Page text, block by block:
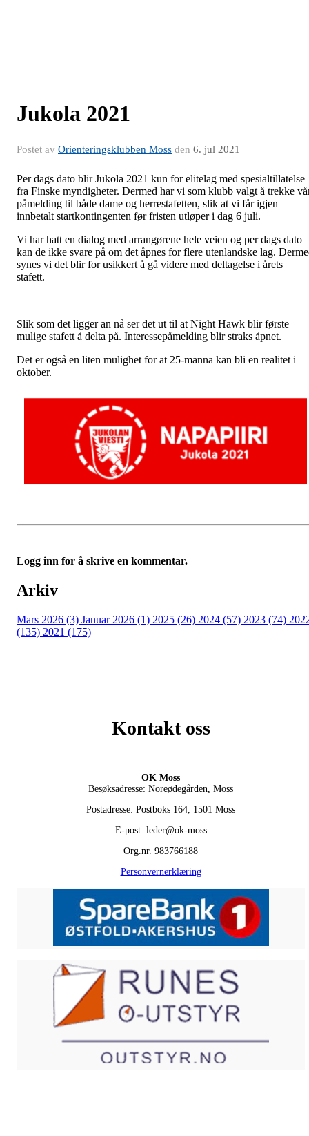
Jukola 2021
Postet av Orienteringsklubben Moss den 6. jul 2021
Per dags dato blir Jukola 2021 kun for elitelag med spesialtillatelse
fra Finske myndigheter. Dermed har vi som klubb valgt å trekke
påmelding til både dame og herrestafetten, slik at vi får igjen
innbetalt startkontingenten før fristen utløper i dag 6 juli.
Vi har hatt en dialog med arrangørene hele veien og per dags dato
kan de ikke svare på om det åpnes for flere utenlandske lag.
synes vi det blir for usikkert å gå videre med deltagelse i årets
stafett.
Slik som det ligger an nå ser det ut til at Night Hawk blir første
mulige stafett å delta på. Interessepåmelding blir straks åpnet.
Det er også en liten mulighet for at 25-manna kan bli en realitet i
oktober.
Logg inn for å skrive en kommentar.
Arkiv
Mars 2026 (3) Januar 2026 (1) 2025 (26) 2024 (57) 2023 (74)
(135) 2021 (175)
Kontakt oss
OK Moss
Besøksadresse: Noreødegården, Moss
Postadresse: Postboks 164, 1501 Moss
E-post: leder@ok-moss
Org.nr. 983766188
Personvernerklæring